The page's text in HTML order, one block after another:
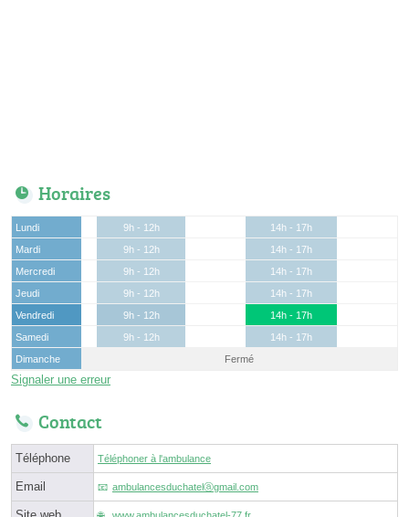
Horaires
Lundi 9h - 12h
14h - 17h
Mardi
9h - 12h
14h - 17h
Mercredi
9h - 12h
14h - 17h
Jeudi
9h - 12h
14h - 17h
Vendredi
9h - 12h
14h - 17h
Samedi
9h - 12h
14h - 17h
Dimanche
Fermé
Signaler une erreur
Contact
Téléphone Téléphoner à l'ambulance
Email ambulancesduchatelⓐgmail.com